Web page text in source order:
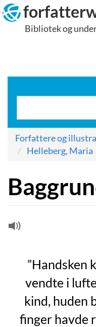
Hop
til
indholdBibliotek og
Forfattere og
Helleberg, Maria
”Handsken
vendte i
kind, huden
finger havde